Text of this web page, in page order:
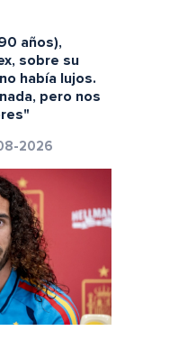
años),
sobre su
había lujos.
pero nos
2026